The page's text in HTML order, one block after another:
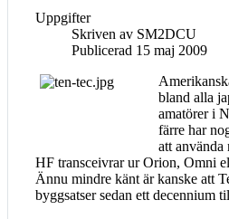
Uppgifter
Skriven av SM2DCU
Publicerad 15 maj 2009
bland alla
amatörer i
färre har
att använda
HF transceivrar ur Orion, Omni
Ännu mindre känt är kanske att
byggsatser sedan ett decennium